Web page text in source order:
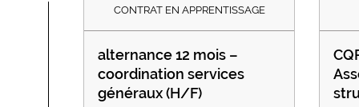
CONTRAT EN APPRENTISSAGE
alternance 12 mois –
coordination services
généraux (H/F)